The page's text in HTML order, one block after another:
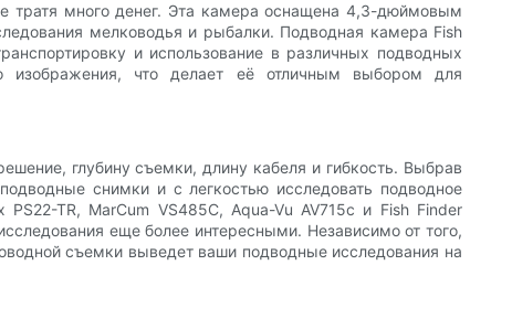
тратя много денег. Эта камера оснащена 4,3-дюймовым
мелководья и рыбалки. Подводная камера Fish
и использование в различных подводных
изображения, что делает её отличным выбором для
глубину съемки, длину кабеля и гибкость. Выбрав
снимки и с легкостью исследовать подводное
TR, MarCum VS485C, Aqua-Vu AV715c и Fish Finder
еще более интересными. Независимо от того,
съемки выведет ваши подводные исследования на